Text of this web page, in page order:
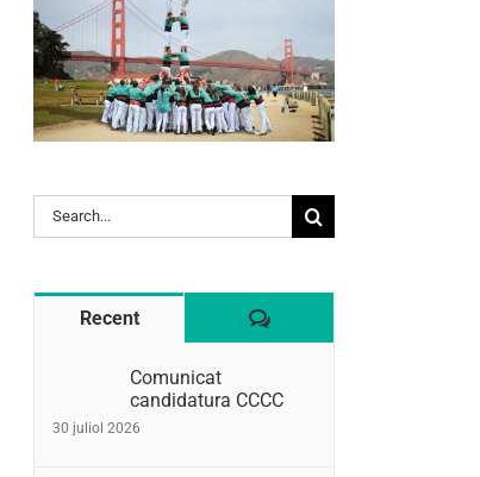
Search
for:
Recent Comentaris
Comunicat
candidatura CCCC
30 juliol 2026